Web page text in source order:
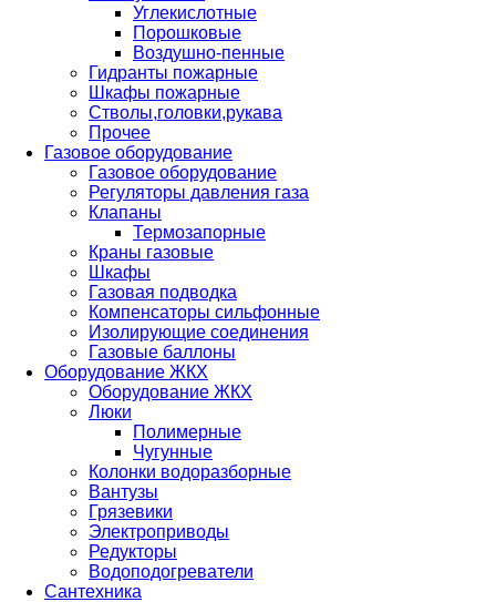
Углекислотные
Порошковые
Воздушно-пенные
Гидранты пожарные
Шкафы пожарные
Стволы,головки,рукава
Прочее
Газовое оборудование
Газовое оборудование
Регуляторы давления газа
Клапаны
Термозапорные
Краны газовые
Шкафы
Газовая подводка
Компенсаторы сильфонные
Изолирующие соединения
Газовые баллоны
Оборудование ЖКХ
Оборудование ЖКХ
Люки
Полимерные
Чугунные
Колонки водоразборные
Вантузы
Грязевики
Электроприводы
Редукторы
Водоподогреватели
Сантехника